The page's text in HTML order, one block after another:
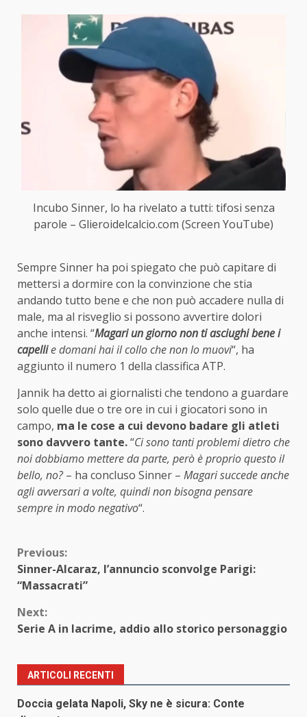
Incubo Sinner, lo ha rivelato a tutti: tifosi senza
parole – Glieroidelcalcio.com (Screen YouTube)
Sempre Sinner ha poi spiegato che può capitare di
mettersi a dormire con la convinzione che stia
andando tutto bene e che non può accadere nulla di
male, ma al risveglio si possono avvertire dolori
anche intensi. “Magari un giorno non ti asciughi bene i
capellie domani hai il collo che non lo muovi“, ha
aggiunto il numero 1 della classifica ATP.
Jannik ha detto ai giornalisti che tendono a guardare
solo quelle due o tre ore in cui i giocatori sono in
campo, ma le cose a cui devono badare gli atleti
sono davvero tante.“Ci sono tanti problemi dietro che
noi dobbiamo mettere da parte, però è proprio questo il
bello, no?– ha concluso Sinner – Magari succede anche
agli avversari a volte, quindi non bisogna pensare
sempre in modo negativo“.
Continue
Reading
Previous:
Sinner-Alcaraz, l’annuncio sconvolge Parigi:
“Massacrati”
Next:
Serie A in lacrime, addio allo storico personaggio
ARTICOLI RECENTI
Doccia gelata Napoli, Sky ne è sicura: Conte